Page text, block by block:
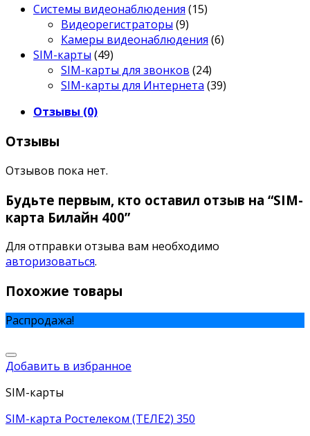
Системы видеонаблюдения (15)
Видеорегистраторы (9)
Камеры видеонаблюдения (6)
SIM-карты (49)
SIM-карты для звонков (24)
SIM-карты для Интернета (39)
Отзывы (0)
Отзывы
Отзывов пока нет.
Будьте первым, кто оставил отзыв на “SIM-
карта Билайн 400”
Для отправки отзыва вам необходимо
авторизоваться.
Похожие товары
Распродажа!
Добавить в избранное
SIM-карты
SIM-карта Ростелеком (ТЕЛЕ2) 350